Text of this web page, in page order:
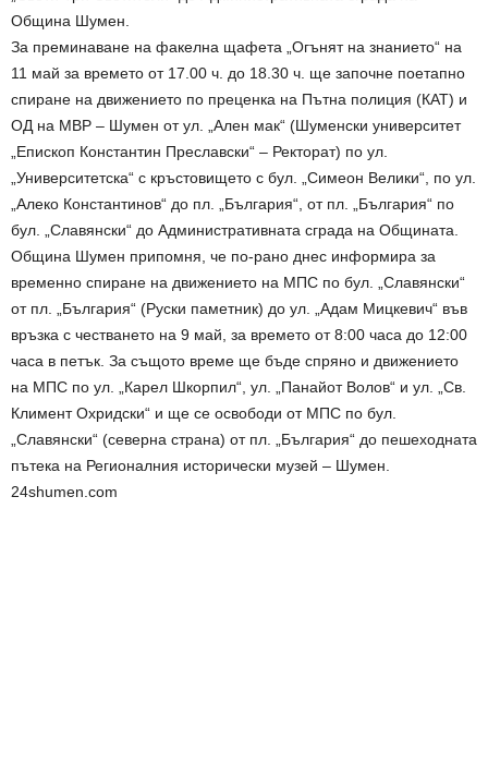
Община Шумен.
За преминаване на факелна щафета „Огънят на знанието“ на
11 май за времето от 17.00 ч. до 18.30 ч. ще започне поетапно
спиране на движението по преценка на Пътна полиция (КАТ) и
ОД на МВР – Шумен от ул. „Ален мак“ (Шуменски университет
„Епископ Константин Преславски“ – Ректорат) по ул.
„Университетска“ с кръстовището с бул. „Симеон Велики“, по ул.
„Алеко Константинов“ до пл. „България“, от пл. „България“ по
бул. „Славянски“ до Административната сграда на Общината.
Община Шумен припомня, че по-рано днес информира за
временно спиране на движението на МПС по бул. „Славянски“
от пл. „България“ (Руски паметник) до ул. „Адам Мицкевич“ във
връзка с честването на 9 май, за времето от 8:00 часа до 12:00
часа в петък. За същото време ще бъде спряно и движението
на МПС по ул. „Карел Шкорпил“, ул. „Панайот Волов“ и ул. „Св.
Климент Охридски“ и ще се освободи от МПС по бул.
„Славянски“ (северна страна) от пл. „България“ до пешеходната
пътека на Регионалния исторически музей – Шумен.
24shumen.com